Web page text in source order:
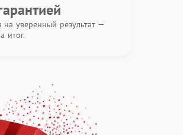
уверенный результат —
итог.